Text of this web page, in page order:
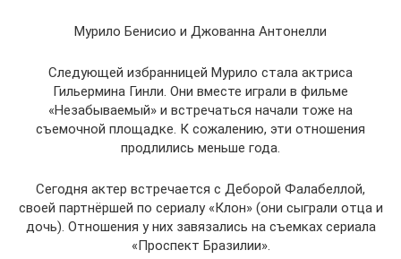
Мурило Бенисио и Джованна Антонелли
Следующей избранницей Мурило стала актриса
Гильермина Гинли. Они вместе играли в фильме
«Незабываемый» и встречаться начали тоже на
съемочной площадке. К сожалению, эти отношения
продлились меньше года.
Сегодня актер встречается с Деборой Фалабеллой,
своей партнёршей по сериалу «Клон» (они сыграли отца и
дочь). Отношения у них завязались на съемках сериала
«Проспект Бразилии».